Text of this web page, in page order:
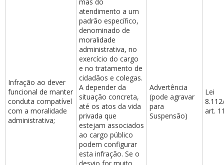
Infração ao dever
funcional de manter
conduta compatível
com a moralidade
administrativa;
atendimento a um
padrão específico,
denominado de
moralidade
administrativa, no
exercício do cargo
e no tratamento de
cidadãos e colegas.
A depender da
situação concreta,
até os atos da vida
privada que
estejam associados
ao cargo público
podem configurar
esta infração. Se o
Advertência
(pode agravar
para
Suspensão)
Lei
art.